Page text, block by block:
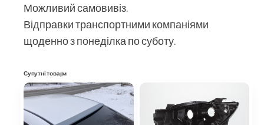
Можливий самовивіз.
Відправки транспортними компаніями
щоденно з понеділка по суботу.
Супутні товари